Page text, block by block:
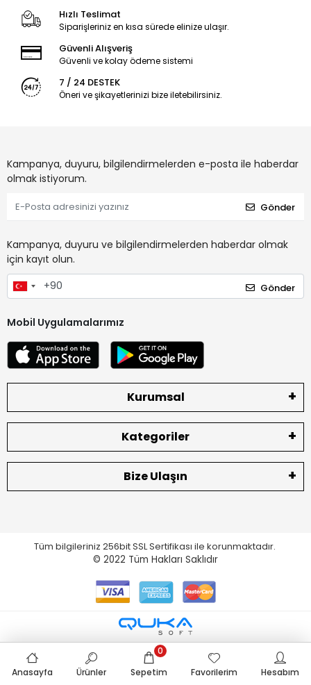
Hızlı Teslimat
Siparişleriniz en kısa sürede elinize ulaşır.
Güvenli Alışveriş
Güvenli ve kolay ödeme sistemi
7 / 24 DESTEK
Öneri ve şikayetlerinizi bize iletebilirsiniz.
Kampanya, duyuru, bilgilendirmelerden e-posta ile haberdar
olmak istiyorum.
Gönder
Kampanya, duyuru ve bilgilendirmelerden haberdar olmak
için kayıt olun.
Gönder
Mobil Uygulamalarımız
Kurumsal
Kategoriler
Bize Ulaşın
Tüm bilgileriniz 256bit SSL Sertifikası ile korunmaktadır.
© 2022 Tüm Hakları Saklıdır
Anasayfa Ürünler Sepetim
0
Favorilerim
Hesabım